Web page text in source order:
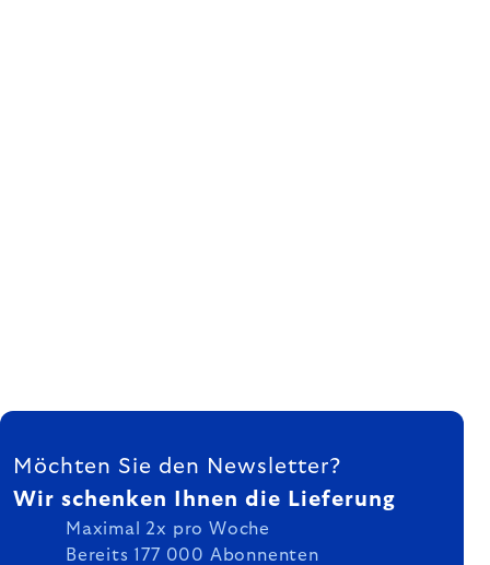
FUSSZEILE
Möchten Sie den Newsletter?
Wir schenken Ihnen die Lieferung
Maximal 2x pro Woche
Bereits 177 000 Abonnenten